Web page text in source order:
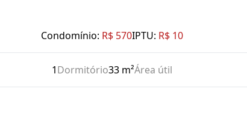
Condomínio: R$ 570IPTU: R$ 10
1Dormitório33 m²Área útil